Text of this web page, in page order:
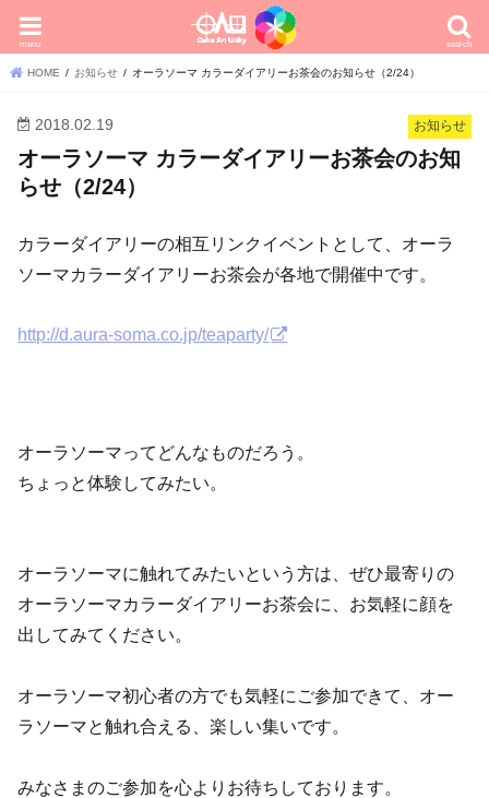
search
menu
HOME お知らせ オーラソーマ カラーダイアリーお茶会のお知らせ（2/24）
お知らせ
2018.02.19
オーラソーマ カラーダイアリーお茶会のお知
らせ（2/24）
カラーダイアリーの相互リンクイベントとして、オーラ
ソーマカラーダイアリーお茶会が各地で開催中です。
http://d.aura-soma.co.jp/teaparty/
オーラソーマってどんなものだろう。
ちょっと体験してみたい。
オーラソーマに触れてみたいという方は、ぜひ最寄りの
オーラソーマカラーダイアリーお茶会に、お気軽に顔を
出してみてください。
オーラソーマ初心者の方でも気軽にご参加できて、オー
ラソーマと触れ合える、楽しい集いです。
みなさまのご参加を心よりお待ちしております。